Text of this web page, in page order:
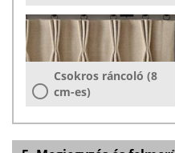
Csokros ráncoló (8
cm-es)